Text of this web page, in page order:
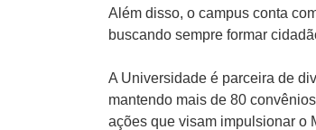
Além disso, o campus conta
buscando sempre formar
A Universidade é parceira de
mantendo mais de 80
ações que visam impulsionar o